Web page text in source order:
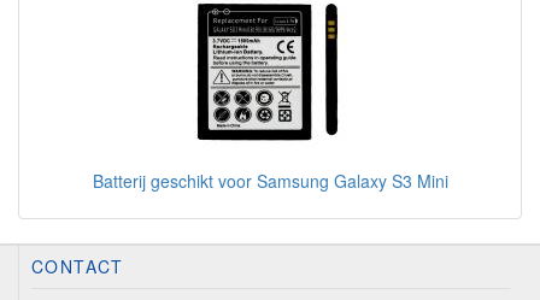
Batterij geschikt voor Samsung Galaxy S3 Mini
CONTACT